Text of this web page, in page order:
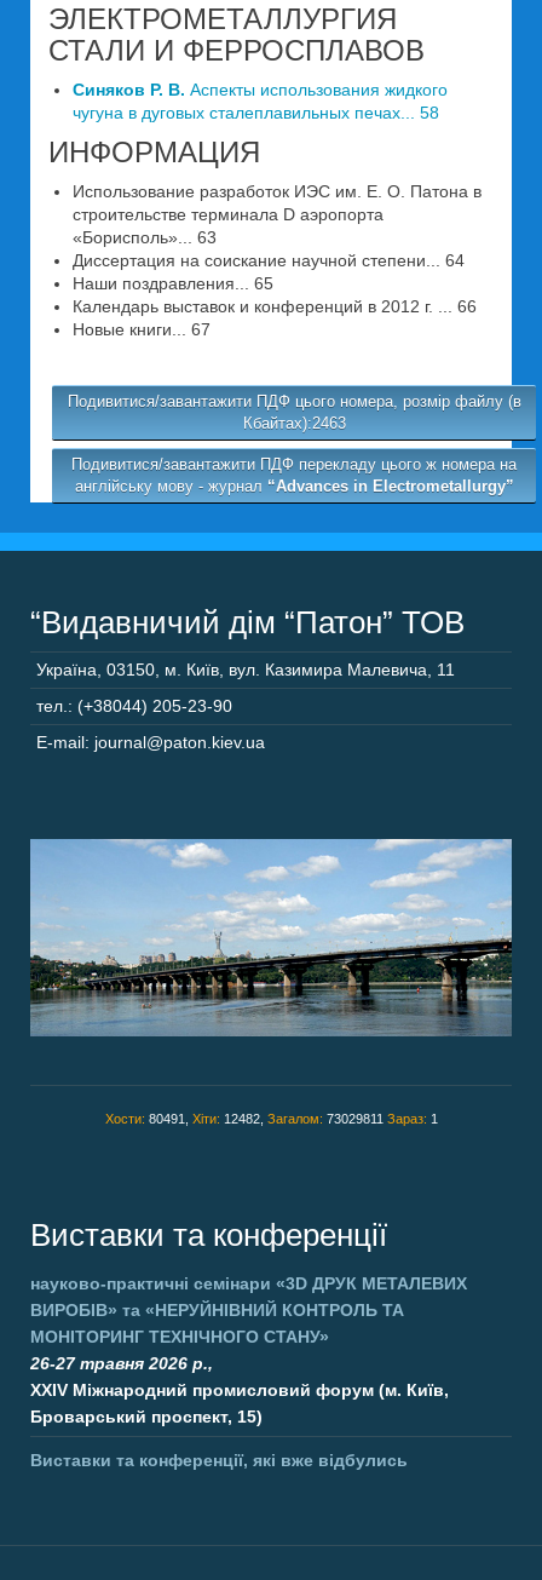
ЭЛЕКТРОМЕТАЛЛУРГИЯ
СТАЛИ И ФЕРРОСПЛАВОВ
Синяков Р. В. Аспекты использования жидкого
чугуна в дуговых сталеплавильных печах... 58
ИНФОРМАЦИЯ
Использование разработок ИЭС им. Е. О. Патона в
строительстве терминала D аэропорта
«Борисполь»... 63
Диссертация на соискание научной степени... 64
Наши поздравления... 65
Календарь выставок и конференций в 2012 г. ... 66
Новые книги... 67
Подивитися/завантажити ПДФ цього номера, розмір файлу (в
Кбайтах):2463
Подивитися/завантажити ПДФ перекладу цього ж номера на
англійську мову - журнал “Advances in Electrometallurgy”
“Видавничий дім “Патон” ТОВ
Україна 03150 м. Київ, вул. Казимира Малевича, 11
тел.: (+38044) 205-23-90
E-mail: journal@paton.kiev.ua
Хости: 80491, Хіти: 12482, Загалом: 73029811 Зараз: 1
Виставки та конференції
науково-практичні семінари «3D ДРУК МЕТАЛЕВИХ
ВИРОБІВ» та «НЕРУЙНІВНИЙ КОНТРОЛЬ ТА
МОНІТОРИНГ ТЕХНІЧНОГО СТАНУ»
26-27 травня 2026 р.,
XXIV Міжнародний промисловий форум (м. Київ,
Броварський проспект, 15)
Виставки та конференції, які вже відбулись